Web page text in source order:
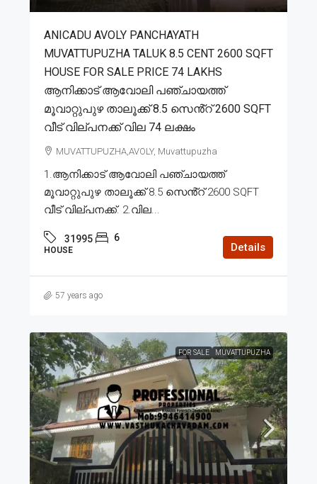
ANICADU AVOLY PANCHAYATH
MUVATTUPUZHA TALUK 8.5 CENT 2600 SQFT
HOUSE FOR SALE PRICE 74 LAKHS
ആനിക്കാട് ആവോലി പഞ്ചായത്ത്
മൂവാറ്റുപുഴ താലൂക്ക് 8.5 സെൻ്റ് 2600 SQFT
വീട് വില്പനക്ക് വില 74 ലക്ഷം
MUVATTUPUZHA,AVOLY, Muvattupuzha
1.ആനിക്കാട് ആവോലി പഞ്ചായത്ത്
മൂവാറ്റുപുഴ താലൂക്ക് 8.5 സെൻ്റ് 2600 SQFT
വീട് വില്പനക്ക്. 2.വില...
31995 6
HOUSE Details
57 years ago
FOR SALE MUVATTUPUZHA